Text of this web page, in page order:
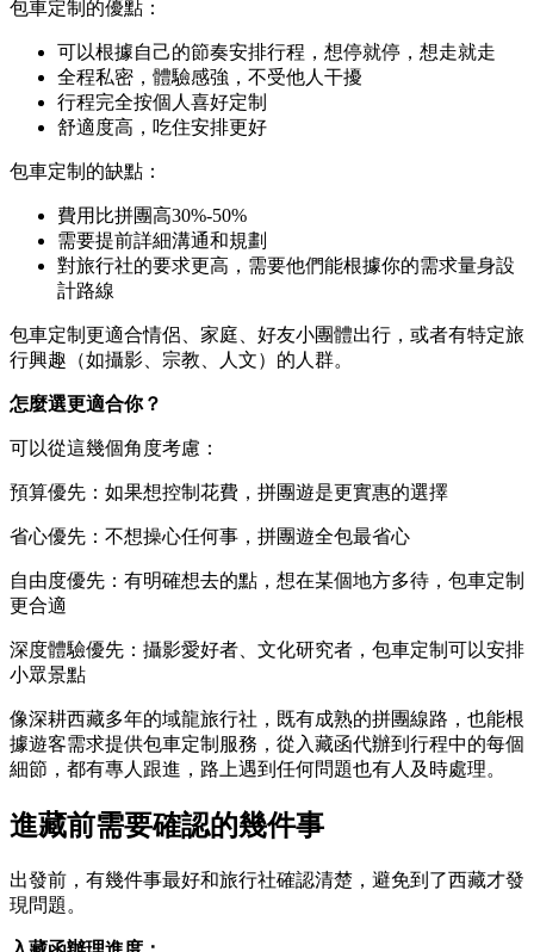
包車定制的優點：
可以根據自己的節奏安排行程，想停就停，想走就走
全程私密，體驗感強，不受他人干擾
行程完全按個人喜好定制
舒適度高，吃住安排更好
包車定制的缺點：
費用比拼團高30%-50%
需要提前詳細溝通和規劃
對旅行社的要求更高，需要他們能根據你的需求量身設
計路線
包車定制更適合情侶、家庭、好友小團體出行，或者有特定旅
行興趣（如攝影、宗教、人文）的人群。
怎麼選更適合你？
可以從這幾個角度考慮：
預算優先：如果想控制花費，拼團遊是更實惠的選擇
省心優先：不想操心任何事，拼團遊全包最省心
自由度優先：有明確想去的點，想在某個地方多待，包車定制
更合適
深度體驗優先：攝影愛好者、文化研究者，包車定制可以安排
小眾景點
像深耕西藏多年的域龍旅行社，既有成熟的拼團線路，也能根
據遊客需求提供包車定制服務，從入藏函代辦到行程中的每個
細節，都有專人跟進，路上遇到任何問題也有人及時處理。
進藏前需要確認的幾件事
出發前，有幾件事最好和旅行社確認清楚，避免到了西藏才發
現問題。